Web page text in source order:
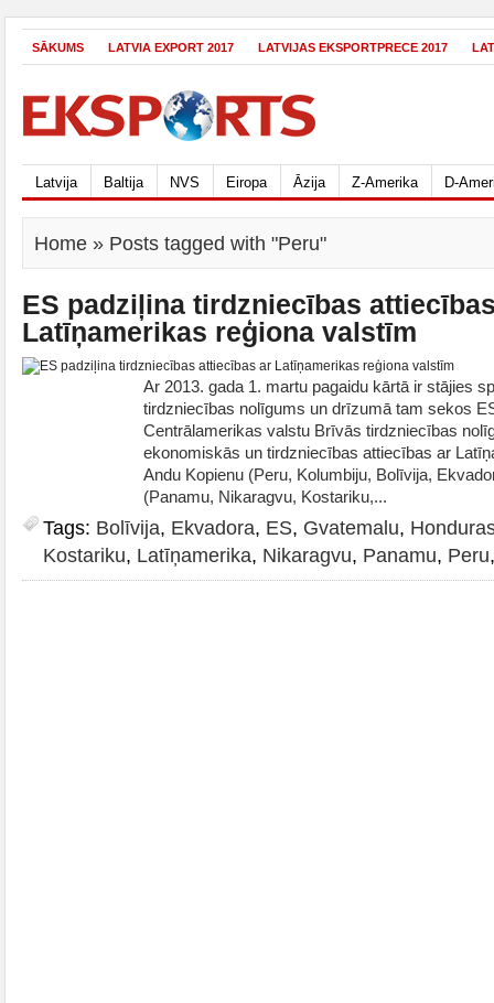
SĀKUMS LATVIA EXPORT 2017 LATVIJAS EKSPORTPRECE 2017
Latvija Baltija NVS Eiropa Āzija Z-Amerika D-
Home » Posts tagged with "Peru"
ES padziļina tirdzniecības
Latīņamerikas reģiona valstīm
Ar 2013. gada 1. martu pagaidu kārtā ir stājies
tirdzniecības nolīgums un drīzumā tam sekos
Centrālamerikas valstu Brīvās tirdzniecības
ekonomiskās un tirdzniecības attiecības ar
Andu Kopienu (Peru, Kolumbiju, Bolīvija,
(Panamu, Nikaragvu, Kostariku,...
Tags: Bolīvija, Ekvadora, ES, Gvatemalu,
Kostariku, Latīņamerika, Nikaragvu, Panamu, Peru